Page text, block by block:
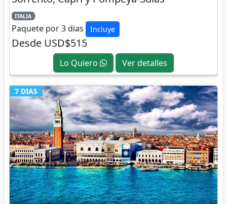
ITALIA
Paquete por 3 dias Incluye
Desde USD$515
Lo Quiero Ver detalles
7 DIAS